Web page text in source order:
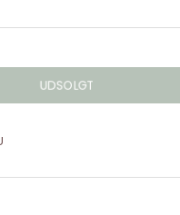
UDSOLGT